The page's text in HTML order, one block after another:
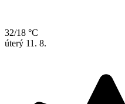
32/18 °C
úterý 11. 8.